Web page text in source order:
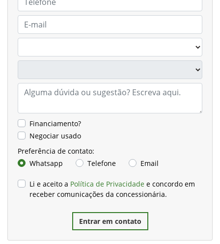
Financiamento?
Negociar usado
Preferência de contato:
Whatsapp
Telefone Email
Li e aceito a Política de Privacidade e concordo em
receber comunicações da concessionária.
Entrar em contato